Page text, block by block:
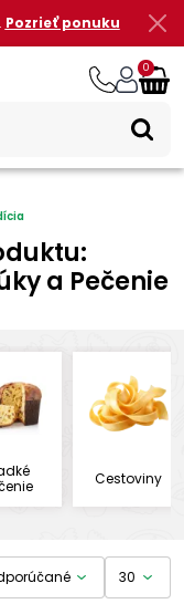
Pozrieť ponuku
0
a Pečenie
Cestoviny